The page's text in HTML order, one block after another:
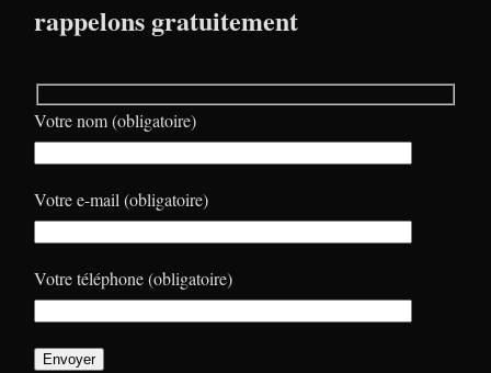
rappelons gratuitement
Votre nom (obligatoire)
Votre e-mail (obligatoire)
Votre téléphone (obligatoire)